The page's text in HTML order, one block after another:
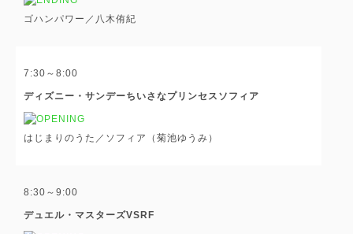
ゴハンパワー／八木侑紀
7:30～8:00
ディズニー・サンデーちいさなプリンセスソフィア
はじまりのうた／ソフィア（菊池ゆうみ）
8:30～9:00
デュエル・マスターズVSRF